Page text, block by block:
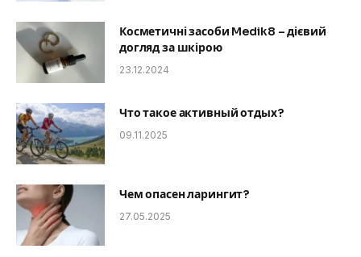
Косметичні засоби Medik8 – дієвий
догляд за шкірою
23.12.2024
Что такое активный отдых?
09.11.2025
Чем опасен ларингит?
27.05.2025